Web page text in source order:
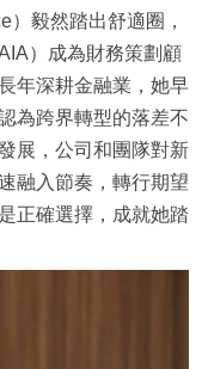
毅然踏出舒適圈，
）成為財務策劃顧
年深耕金融業，她早
為跨界轉型的落差不
展，公司和團隊對新
融入節奏，轉行期望
正確選擇，成就她踏